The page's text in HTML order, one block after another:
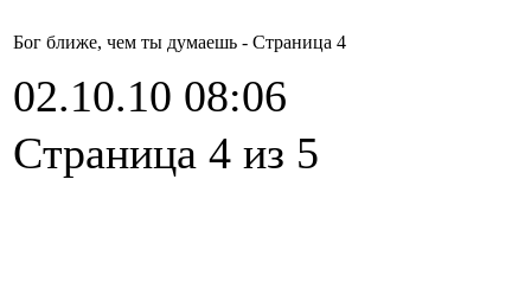
Бог ближе, чем ты думаешь - Cтраница 4
02.10.10 08:06
Cтраница 4 из 5